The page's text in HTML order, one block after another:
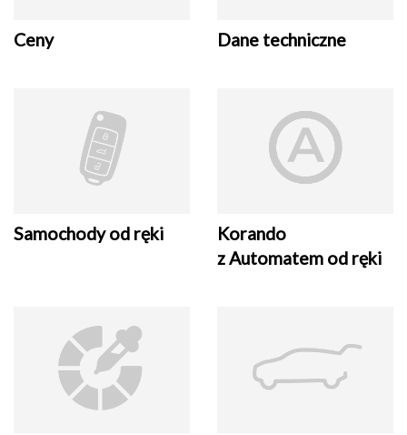
Ceny Dane techniczne
Samochody od ręki
Korando
z Automatem od ręki